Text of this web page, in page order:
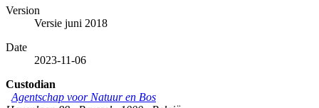
Version
Versie juni 2018
Date
2023-11-06
Custodian
Agentschap voor Natuur en Bos